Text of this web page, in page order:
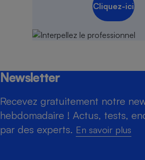
Cliquez-ici
Newsletter
Recevez gratuitement notre
hebdomadaire ! Actus, tests,
par des experts. En savoir plus